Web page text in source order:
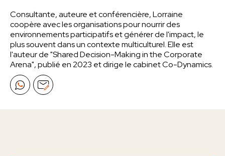
Consultante, auteure et conférencière, Lorraine
coopère avec les organisations pour nourrir des
environnements participatifs et générer de l'impact, le
plus souvent dans un contexte multiculturel. Elle est
l'auteur de "Shared Decision-Making in the Corporate
Arena", publié en 2023 et dirige le cabinet Co-Dynamics.